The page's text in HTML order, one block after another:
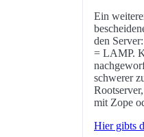
Ein
den
= LAMP.
schwerer
mit Zope
Hier gibts